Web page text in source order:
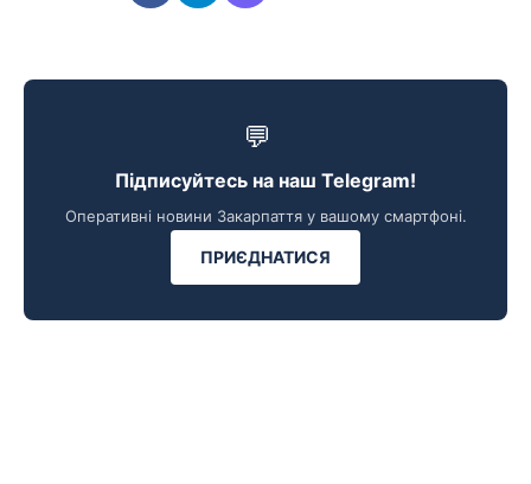
💬
Підписуйтесь на наш Telegram!
Оперативні новини Закарпаття у вашому смартфоні.
ПРИЄДНАТИСЯ